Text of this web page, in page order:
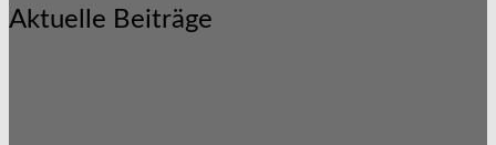
Aktuelle Beiträge